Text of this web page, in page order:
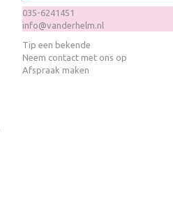
035-6241451
info@vanderhelm.nl
Tip een bekende
Neem contact met ons op
Afspraak maken